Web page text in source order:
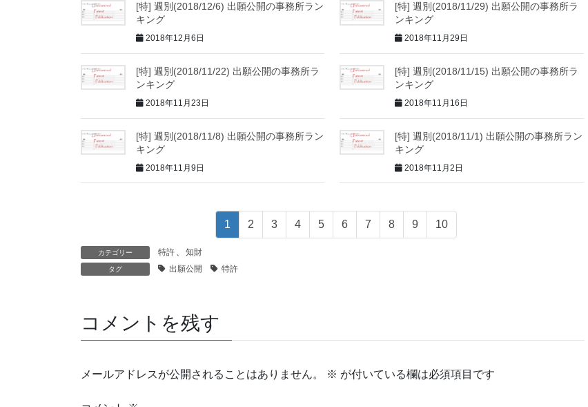
[特] 週別(2018/12/6) 出願公開の事務所ラン
キング
2018年12月6日
[特] 週別(2018/11/29) 出願公開の事務所ラ
ンキング
2018年11月29日
[特] 週別(2018/11/22) 出願公開の事務所ラ
ンキング
2018年11月23日
[特] 週別(2018/11/15) 出願公開の事務所ラ
ンキング
2018年11月16日
[特] 週別(2018/11/8) 出願公開の事務所ラン
キング
2018年11月9日
[特] 週別(2018/11/1) 出願公開の事務所ラン
キング
2018年11月2日
1 2 3 4 5 6 7 8 9 10
カテゴリー 特許 、 知財
タグ 出願公開 特許
コメントを残す
メールアドレスが公開されることはありません。 ※ が付いている欄は必須項目です